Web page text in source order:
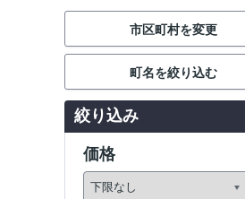
市区町村を変更
町名を絞り込む
絞り込み
価格